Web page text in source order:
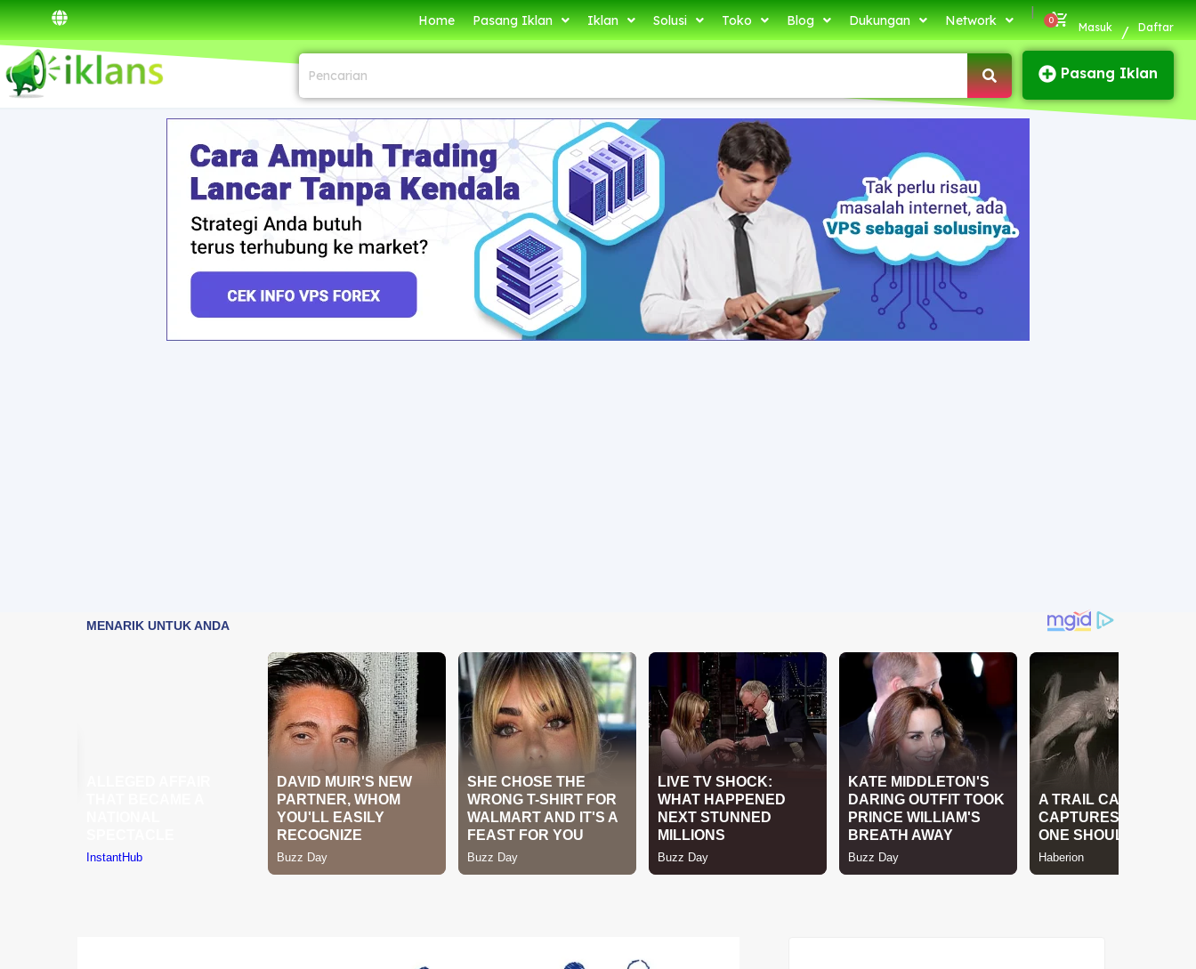
Home Pasang Iklan Iklan Solusi Toko Blog Dukungan Network
|
Masuk / Daftar
Pasang Iklan